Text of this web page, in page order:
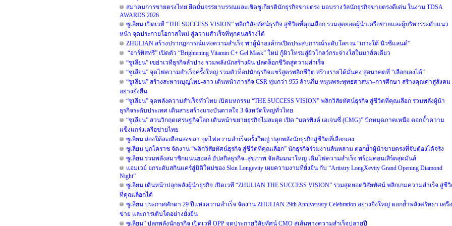
สมาคมการขายตรงไทย ยึดมั่นจรรยาบรรณและเชิดชูเกียรตินักธุรกิจขายตรง มอบรางวัลนักธุรกิจขายตรงดีเด่น ในงาน TDSA
AWARDS 2026
ซูเลียน เปิดเวที “THE SUCCESS VISION” พลิกวิสัยทัศน์ธุรกิจ สู่ชีวิตที่คุณเลือก รวมสุดยอดผู้นำเครือข่ายและผู้บริหารระดับแนว
หน้า จุดประกายโอกาสใหม่ สู่ความสำเร็จที่ทุกคนสร้างได้
ZHULIAN สร้างปรากฏการณ์แห่งความสำเร็จ พาผู้นำองค์กรเปิดประสบการณ์ระดับโลก ณ “เกาะใต้ นิวซีแลนด์”
“อาร์ทิสทรี” เปิดตัว “Brightening Vitamin C+ Gel Mask” ใหม่ กู้ผิวโทรมสู่ผิวโกลว์กระจ่างใสในมาส์คเดียว
“ซูเลียน” เขย่าเวทีธุรกิจลำปาง รวมพลังนักสร้างฝัน ปลดล็อกชีวิตสู่ความสำเร็จ
“ซูเลียน” จุดไฟความสำเร็จครั้งใหญ่ รวมตัวท็อปนักธุรกิจแชร์สูตรพลิกชีวิต สร้างรายได้มั่นคง สู่อนาคตที่ “เลือกเองได้”
“ซูเลียน” สร้างสะพานบุญไทย-ลาว เดินหน้าภารกิจ CSR ทุ่มกว่า 955 ล้านกีบ หนุนพระพุทธศาสนา–การศึกษา สร้างคุณค่าสู่สังคม
อย่างยั่งยืน
“ซูเลียน” จุดพลังความสำเร็จทั่วไทย เปิดมหกรรม “THE SUCCESS VISION” พลิกวิสัยทัศน์ธุรกิจ สู่ชีวิตที่คุณเลือก รวมพลังผู้นำ
ธุรกิจระดับประเทศ เดินสายสร้างแรงบันดาลใจ 3 จังหวัดใหญ่ทั่วไทย
“ซูเลียน” สวนวิกฤตเศรษฐกิจโลก เดินหน้าขยายธุรกิจไม่สะดุด เปิด “นครพิงค์ เอเจนซี่ (CMG)” ปักหมุดภาคเหนือ ตอกย้ำความ
แข็งแกร่งเครือข่ายไทย
ซูเลียน ล่องใต้สะเทือนสงขลา จุดไฟความสำเร็จครั้งใหญ่ ปลุกพลังนักธุรกิจสู่ชีวิตที่เลือกเอง
ซูเลียน บุกโคราช จัดงาน “พลิกวิสัยทัศน์ธุรกิจ สู่ชีวิตที่คุณเลือก” นักธุรกิจร่วมงานล้นหลาม ตอกย้ำผู้นำขายตรงที่จับต้องได้จริง
ซูเลียน รวมพลังสมาชิกแน่นฮอลล์ อัปสกิลธุรกิจ–สุขภาพ จัดสัมมนาใหญ่ เติมไฟความสำเร็จ พร้อมคอนเสิร์ตสุดมันส์
แอมเวย์ ยกระดับสกินแคร์สู่มิติใหม่ของ Skin Longevity เผยความงามที่ยั่งยืน กับ “Artistry LongXevity Grand Opening Diamond
Night”
ซูเลียน เดินหน้าปลุกพลังผู้นำธุรกิจ เปิดเวที “ZHULIAN THE SUCCESS VISION” รวมสุดยอดวิสัยทัศน์ พลิกเกมความสำเร็จ สู่ชี
ที่คุณเลือกได้
ซูเลียน ประกาศศักดา 29 ปีแห่งความสำเร็จ จัดงาน ZHULIAN 29th Anniversary Celebration อย่างยิ่งใหญ่ ตอกย้ำพลังศรัทธา เครือ
ข่าย และการเติบโตอย่างยั่งยืน
ซูเลียน” ปลุกพลังนักธุรกิจ เปิดเวที OPP จุดประกายวิสัยทัศน์ CMO สู่เส้นทางความสำเร็จปลายปี